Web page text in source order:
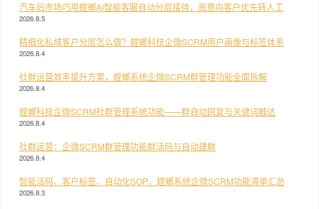
汽车后市场巧用螳螂AI智能客服自动分层接待，高意向客户优先转人工
2026.8.5
精细化私域客户分层怎么做？螳螂科技企微SCRM用户画像与标签体系
2026.8.4
社群运营效率提升方案，螳螂系统企微SCRM群管理功能全面拆解
2026.8.4
螳螂科技企微SCRM社群管理系统功能——群自动回复与关键词触达
2026.8.4
社群运营：企微SCRM群管理功能群活码与自动建群
2026.8.4
智能活码、客户标签、自动化SOP，螳螂系统企微SCRM功能清单汇总
2026.8.3